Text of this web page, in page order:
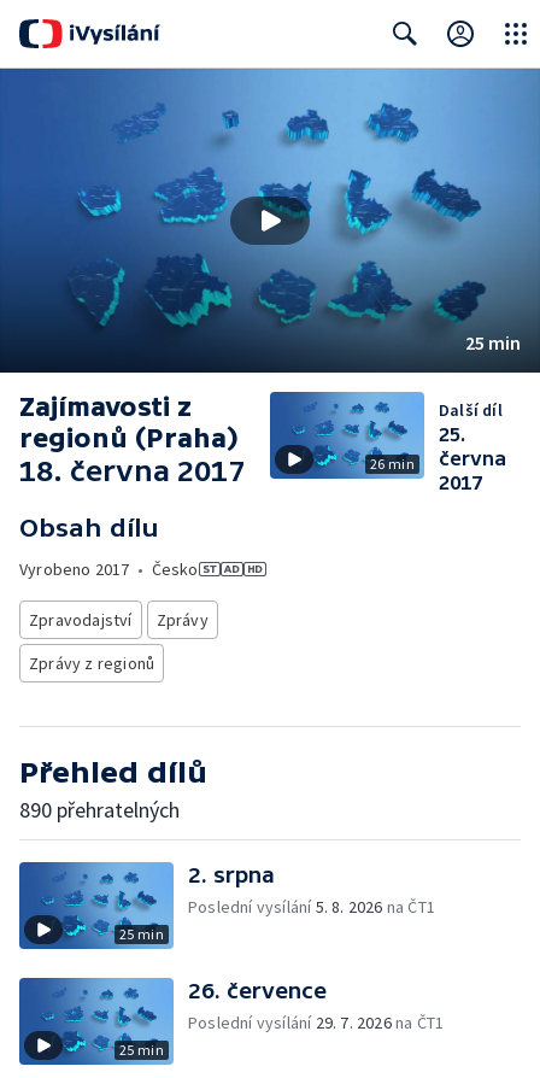
25 min
Zajímavosti z
regionů (Praha)
18. června 2017
Obsah dílu
Vyrobeno 2017 • Česko
Zpravodajství
Zprávy
Zprávy z regionů
26 min
Další díl
25.
června
2017
Přehled dílů
890 přehratelných
25 min
2. srpna
Poslední vysílání5. 8. 2026 na ČT1
25 min
26. července
Poslední vysílání 29. 7. 2026na ČT1